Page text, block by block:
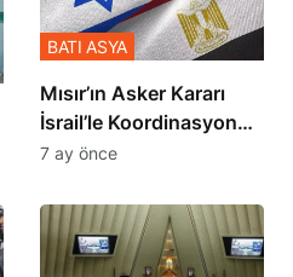
Mısır’ın Asker Kararı
İsrail’le Koordinasyon
İçinde Gerçekleşmiş
BATI ASYA
7 ay önce